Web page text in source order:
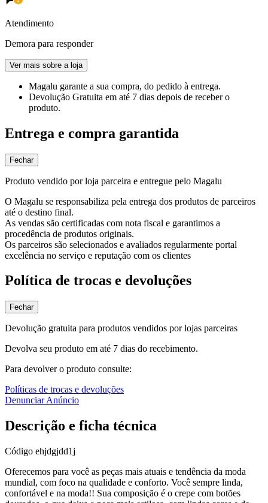
Atendimento
Demora para responder
Ver mais sobre a loja
Magalu garante a sua compra, do pedido à entrega.
Devolução Gratuita em até 7 dias depois de receber o
produto.
Entrega e compra garantida
Fechar
Produto vendido por loja parceira e entregue pelo Magalu
O Magalu se responsabiliza pela entrega dos produtos de parceiros
até o destino final.
As vendas são certificadas com nota fiscal e garantimos a
procedência de produtos originais.
Os parceiros são selecionados e avaliados regularmente portal
excelência no serviço e reputação com os clientes
Política de trocas e devoluções
Fechar
Devolução gratuita para produtos vendidos por lojas parceiras
Devolva seu produto em até 7 dias do recebimento.
Para devolver o produto consulte:
Políticas de trocas e devoluções
Denunciar Anúncio
Descrição e ficha técnica
Código ehjdgjdd1j
Oferecemos para você as peças mais atuais e tendência da moda
mundial, com foco na qualidade e conforto. Você sempre linda,
confortável e na moda!! Sua composição é o crepe com botões